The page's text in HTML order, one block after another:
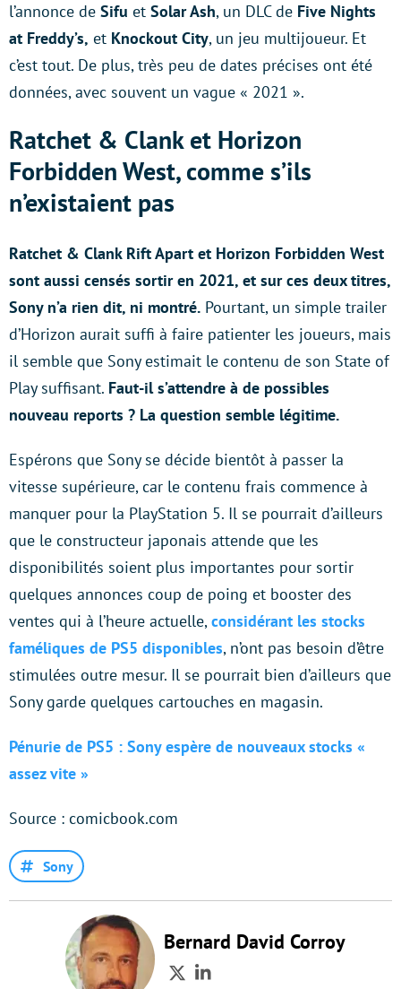
l’annonce de Sifu et Solar Ash, un DLC de Five Nights
at Freddy’s, et Knockout City, un jeu multijoueur. Et
c’est tout. De plus, très peu de dates précises ont été
données, avec souvent un vague « 2021 ».
Ratchet & Clank et Horizon
Forbidden West, comme s’ils
n’existaient pas
Ratchet & Clank Rift Apart et Horizon Forbidden West
sont aussi censés sortir en 2021, et sur ces deux titres,
Sony n’a rien dit, ni montré. Pourtant, un simple trailer
d’Horizon aurait suffi à faire patienter les joueurs, mais
il semble que Sony estimait le contenu de son State of
Play suffisant. Faut-il s’attendre à de possibles
nouveau reports ? La question semble légitime.
Espérons que Sony se décide bientôt à passer la
vitesse supérieure, car le contenu frais commence à
manquer pour la PlayStation 5. Il se pourrait d’ailleurs
que le constructeur japonais attende que les
disponibilités soient plus importantes pour sortir
quelques annonces coup de poing et booster des
ventes qui à l’heure actuelle,considérant les stocks
faméliques de PS5 disponibles, n’ont pas besoin d’être
stimulées outre mesur. Il se pourrait bien d’ailleurs que
Sony garde quelques cartouches en magasin.
Pénurie de PS5 : Sony espère de nouveaux stocks «
assez vite »
Source : comicbook.com
Sony
Bernard David Corroy